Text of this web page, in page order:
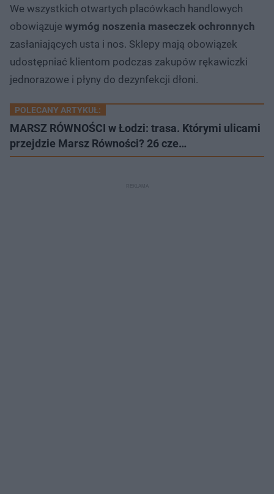
We wszystkich otwartych placówkach handlowych
obowiązuje wymóg noszenia maseczek ochronnych
zasłaniających usta i nos. Sklepy mają obowiązek
udostępniać klientom podczas zakupów rękawiczki
jednorazowe i płyny do dezynfekcji dłoni.
POLECANY ARTYKUŁ:
MARSZ RÓWNOŚCI w Łodzi: trasa. Którymi ulicami
przejdzie Marsz Równości? 26 cze…